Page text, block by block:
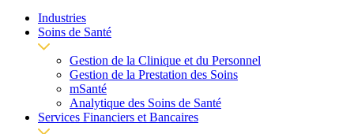
Industries
Soins de Santé
Gestion de la Clinique et du Personnel
Gestion de la Prestation des Soins
mSanté
Analytique des Soins de Santé
Services Financiers et Bancaires